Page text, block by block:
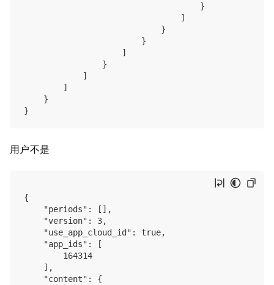
                                    }
                                ]
                            }
                        }
                    ]
                }
            ]
        ]
    }
用户不是
{
    "periods": [],
    "version": 3,
    "use_app_cloud_id": true,
    "app_ids": [
        164314
    ],
    "content": {